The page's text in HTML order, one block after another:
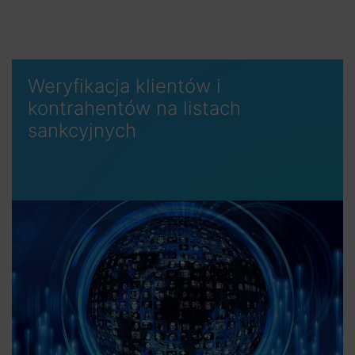
Weryfikacja klientów i
kontrahentów na listach
sankcyjnych